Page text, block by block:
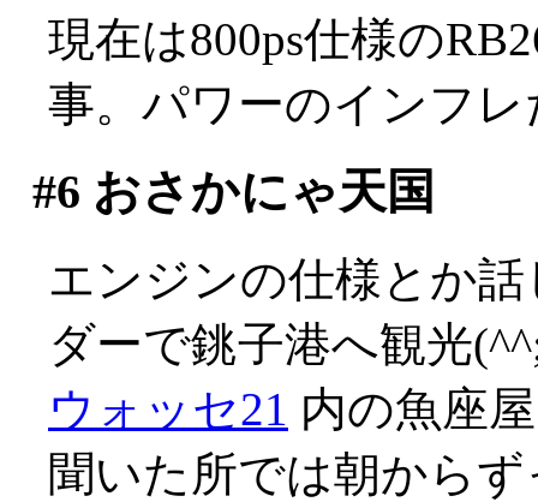
現在は800ps仕様の
事。パワーのインフレ
#6 おさかにゃ天国
エンジンの仕様とか
ダーで銚子港へ観光
ウォッセ21 内の魚座
聞いた所では朝から